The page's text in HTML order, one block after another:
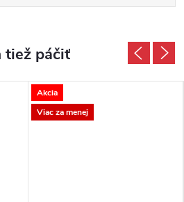
Akcia
Viac za menej